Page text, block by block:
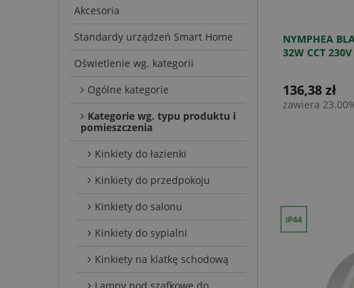
Akcesoria
Standardy urządzeń Smart Home
Oświetlenie wg. kategorii
Ogólne kategorie
Kategorie wg. typu produktu i
pomieszczenia
Kinkiety do łazienki
Kinkiety do przedpokoju
Kinkiety do salonu
Kinkiety do sypialni
Kinkiety na klatkę schodową
NYMPHEA
32W CCT
136,38 zł
zawiera